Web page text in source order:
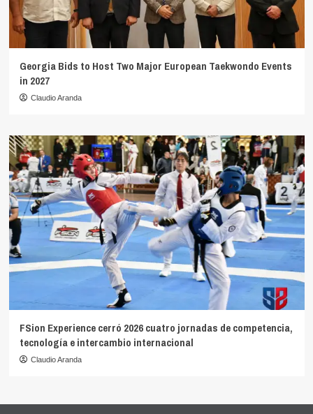
Georgia Bids to Host Two Major European Taekwondo Events
in 2027
Claudio Aranda
FSion Experience cerró 2026 cuatro jornadas de competencia,
tecnología e intercambio internacional
Claudio Aranda